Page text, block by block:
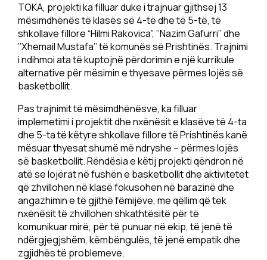
TOKA, projekti ka filluar duke i trajnuar gjithsej 13
mësimdhënës të klasës së 4-të dhe të 5-të, të
shkollave fillore “Hilmi Rakovica”, ‘’Nazim Gafurri’’ dhe
‘’Xhemail Mustafa’’ të komunës së Prishtinës. Trajnimi
i ndihmoi ata të kuptojnë përdorimin e një kurrikule
alternative për mësimin e thyesave përmes lojës së
basketbollit.
Pas trajnimit të mësimdhënësve, ka filluar
implemetimi i projektit dhe nxënësit e klasëve të 4-ta
dhe 5-ta të këtyre shkollave fillore të Prishtinës kanë
mësuar thyesat shumë më ndryshe – përmes lojës
së basketbollit. Rëndësia e këtij projekti qëndron në
atë se lojërat në fushën e basketbollit dhe aktivitetet
që zhvillohen në klasë fokusohen në barazinë dhe
angazhimin e të gjithë fëmijëve, me qëllim që tek
nxënësit të zhvillohen shkathtësitë për të
komunikuar mirë, për të punuar në ekip, të jenë të
ndërgjegjshëm, këmbëngulës, të jenë empatik dhe
zgjidhës të problemeve.